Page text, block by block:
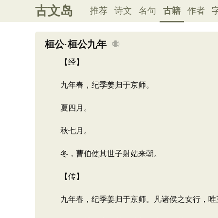
古文岛 推荐 诗文 名句 古籍 作者
桓公·桓公九年
【经】
九年春，纪季姜归于京师。
夏四月。
秋七月。
冬，曹伯使其世子射姑来朝。
【传】
九年春，纪季姜归于京师。凡诸侯之女行，唯